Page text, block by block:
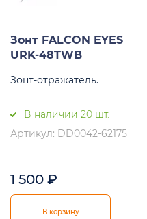
Зонт FALCON EYES
URK-48TWB
Зонт-отражатель.
В наличии 20 шт.
Артикул: DD0042-62175
1 500 ₽
В корзину